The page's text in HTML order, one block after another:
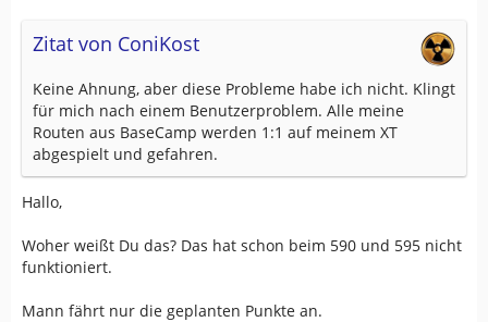
Zitat von ConiKost
Keine Ahnung, aber diese Probleme habe ich nicht. Klingt
für mich nach einem Benutzerproblem. Alle meine
Routen aus BaseCamp werden 1:1 auf meinem XT
abgespielt und gefahren.
Hallo,
Woher weißt Du das? Das hat schon beim 590 und 595 nicht
funktioniert.
Mann fährt nur die geplanten Punkte an.